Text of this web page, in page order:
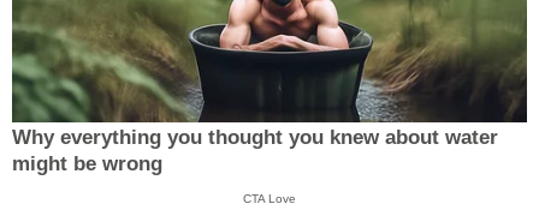
Why everything you thought you knew about water
might be wrong
CTA Love